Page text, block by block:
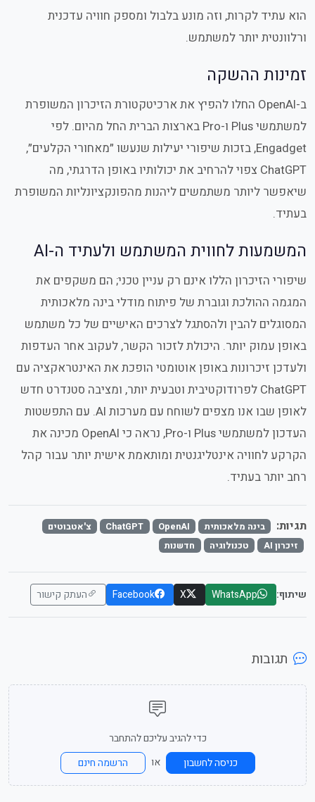
הוא עתיד לקרות, וזה מונע בלבול ומספק חוויה עדכנית
ורלוונטית יותר למשתמש.
זמינות ההשקה
ב-OpenAI החלו להפיץ את ארכיטקטורת הזיכרון המשופרת
למשתמשי Plus ו-Pro בארצות הברית החל מהיום. לפי
Engadget, בזכות שיפורי יעילות שנעשו ״מאחורי הקלעים״,
ChatGPT צפוי להרחיב את יכולותיו באופן הדרגתי, מה
שיאפשר ליותר משתמשים ליהנות מהפונקציונליות המשופרת
בעתיד.
המשמעות לחווית המשתמש ולעתיד ה-AI
שיפורי הזיכרון הללו אינם רק עניין טכני; הם משקפים את
המגמה ההולכת וגוברת של פיתוח מודלי בינה מלאכותית
המסוגלים להבין ולהסתגל לצרכים האישיים של כל משתמש
באופן עמוק יותר. היכולת לזכור הקשר, לעקוב אחר העדפות
ולעדכן זיכרונות באופן אוטומטי הופכת את האינטראקציה עם
ChatGPT לפרודוקטיבית וטבעית יותר, ומציבה סטנדרט חדש
לאופן שבו אנו מצפים לשוחח עם מערכות AI. עם התפשטות
העדכון למשתמשי Plus ו-Pro, נראה כי OpenAI מכינה את
הקרקע לחוויה אינטליגנטית ומותאמת אישית יותר עבור קהל
רחב יותר בעתיד.
תגיות: בינה מלאכותית OpenAI
ChatGPT
צ'אטבוטים
זיכרון AI
טכנולוגיה חדשנות
שיתוף: WhatsApp
X
Facebook העתק קישור
תגובות
כדי להגיב עליכם להתחבר
כניסה לחשבון
או הרשמה חינם